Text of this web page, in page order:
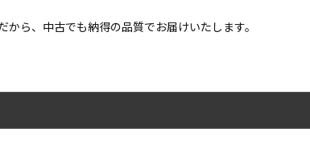
ら、中古でも納得の品質でお届けいたします。